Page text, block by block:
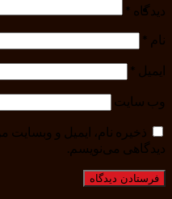
دیدگاه *
نام *
ایمیل
*
وب‌ سایت
ذخیره نام، ایمیل و وبسایت
دیدگاهی می‌نویسم.